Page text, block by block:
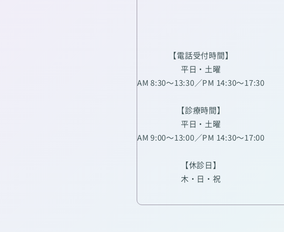
【電話受付時間】
平日・土曜
AM 8:30～13:30／PM 14:30～17:30
【診療時間】
平日・土曜
AM 9:00～13:00／PM 14:30～17:00
【休診日】
木・日・祝